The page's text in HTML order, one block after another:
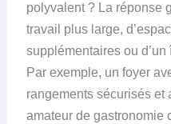
polyvalent ? La réponse
travail plus large,
supplémentaires ou
Par exemple, un foyer
rangements sécurisés et
amateur de gastronomie